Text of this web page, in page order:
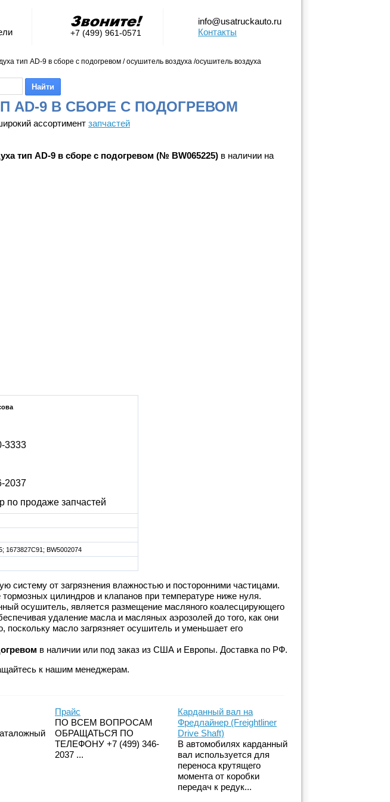
+7 (499) 961-0571
info@usatruckauto.ru
Контакты
тип AD-9 в сборе с подогревом / осушитель воздуха /осушитель воздуха
AD-9 В СБОРЕ С ПОДОГРЕВОМ
ассортимент запчастей
тип AD-9 в сборе с подогревом (№ BW065225) в наличии на
3333
2037
по продаже запчастей
1673827C91; BW5002074
систему от загрязнения влажностью и посторонними частицами.
цилиндров и клапанов при температуре ниже нуля.
осушитель, является размещение масляного коалесцирующего
удаление масла и масляных аэрозолей до того, как они
поскольку масло загрязняет осушитель и уменьшает его
в наличии или под заказ из США и Европы. Доставка по РФ.
к нашим менеджерам.
Прайс
ПО ВСЕМ ВОПРОСАМ
ОБРАЩАТЬСЯ ПО
ТЕЛЕФОНУ +7 (499) 346-
2037 ...
Карданный вал на
Фредлайнер (Freightliner
Drive Shaft)
В автомобилях карданный
вал используется для
переноса крутящего
момента от коробки
передач к редук...